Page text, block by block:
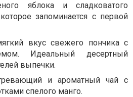
яблока и сладковатого
запоминается с первой
вкус свежего пончика с
Идеальный десертный
выпечки.
и ароматный чай с
спелого манго.